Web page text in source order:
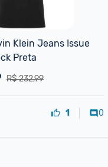
Klein Jeans Issue
Preta
R$ 232,99
1 0